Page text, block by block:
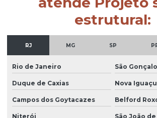
estrutural:
RJ MG SP
Rio de Janeiro São Gonçalo
Duque de Caxias Nova Iguaçu
Campos dos Goytacazes Belford
Niterói São João